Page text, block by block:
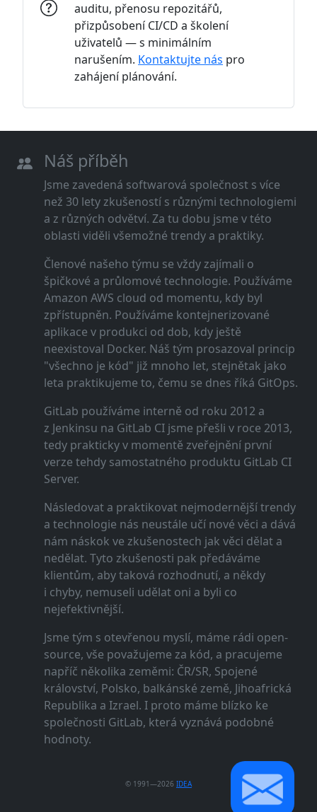
auditu, přenosu repozitářů,
přizpůsobení CI/CD a školení
uživatelů — s minimálním
narušením. Kontaktujte nás pro
zahájení plánování.
Náš příběh
Jsme zavedená softwarová společnost s více
než 30 lety zkušeností s různými technologiemi
a z různých odvětví. Za tu dobu jsme v této
oblasti viděli všemožné trendy a praktiky.
Členové našeho týmu se vždy zajímali o
špičkové a průlomové technologie. Používáme
Amazon AWS cloud od momentu, kdy byl
zpřístupněn. Používáme kontejnerizované
aplikace v produkci od dob, kdy ještě
neexistoval Docker. Náš tým prosazoval princip
"všechno je kód" již mnoho let, stejnětak jako
leta praktikujeme to, čemu se dnes říká GitOps.
GitLab používáme interně od roku 2012 a
z Jenkinsu na GitLab CI jsme přešli v roce 2013,
tedy prakticky v momentě zveřejnění první
verze tehdy samostatného produktu GitLab CI
Server.
Následovat a praktikovat nejmodernější trendy
a technologie nás neustále učí nové věci a dává
nám náskok ve zkušenostech jak věci dělat a
nedělat. Tyto zkušenosti pak předáváme
klientům, aby taková rozhodnutí, a někdy
i chyby, nemuseli udělat oni a byli co
nejefektivnější.
Jsme tým s otevřenou myslí, máme rádi open-
source, vše považujeme za kód, a pracujeme
napříč několika zeměmi: ČR/SR, Spojené
království, Polsko, balkánské země, Jihoafrická
Republika a Izrael. I proto máme blízko ke
společnosti GitLab, která vyznává podobné
hodnoty.
© 1991—2026 IDEA